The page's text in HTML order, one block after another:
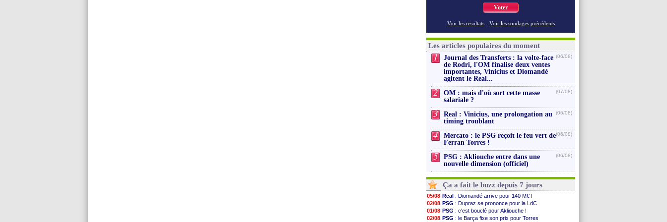
Voter
Voir les resultats - Voir les sondages précédents
Les articles populaires du moment
1
Journal des Transferts : la volte-face
de Rodri, l'OM finalise deux ventes
importantes, Vinicius et Diomandé
agitent le Real...
(06/08)
2
OM : mais d'où sort cette masse
salariale ?
(07/08)
3
Real : Vinicius, une prolongation au
timing troublant
(06/08)
4
Mercato : le PSG reçoit le feu vert de
Ferran Torres !
(06/08)
5
PSG : Akliouche entre dans une
nouvelle dimension (officiel)
(06/08)
Ça a fait le buzz depuis 7 jours
05/08 Real : Diomandé arrive pour 140 M€ !
02/08 PSG : Dupraz se prononce pour la LdC
01/08 PSG : c'est bouclé pour Akliouche !
02/08 PSG : le Barça fixe son prix pour Torres